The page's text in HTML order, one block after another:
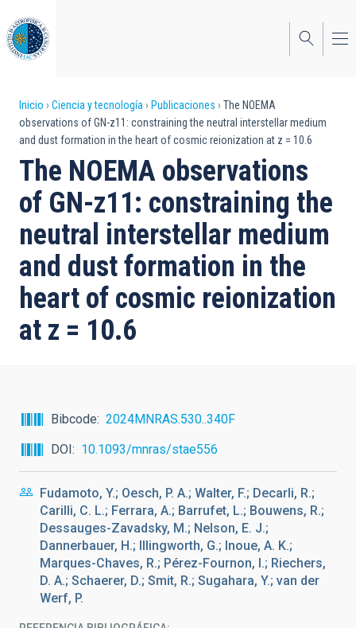
al
contenido
principal
Sobrescribir
enlaces
de
ayuda
a
la
navegación
Inicio Ciencia y tecnología Publicaciones
The NOEMA
observations of GN-z11: constraining the neutral interstellar medium
and dust formation in the heart of cosmic reionization at z = 10.6
The NOEMA observations
of GN-z11: constraining the
neutral interstellar medium
and dust formation in the
heart of cosmic reionization
at z = 10.6
Bibcode
2024MNRAS.530..340F
DOI
10.1093/mnras/stae556
Fudamoto, Y.; Oesch, P. A.; Walter, F.; Decarli, R.;
Carilli, C. L.; Ferrara, A.; Barrufet, L.; Bouwens, R.;
Dessauges-Zavadsky, M.; Nelson, E. J.;
Dannerbauer, H.; Illingworth, G.; Inoue, A. K.;
Marques-Chaves, R.; Pérez-Fournon, I.; Riechers,
D. A.; Schaerer, D.; Smit, R.; Sugahara, Y.; van der
Werf, P.